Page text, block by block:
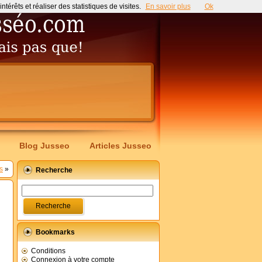
Blog Jusseo Articles Jusseo
» Recherche
Bookmarks
Conditions
Connexion à votre compte
et réaliser des statistiques de visites. En savoir plus Ok